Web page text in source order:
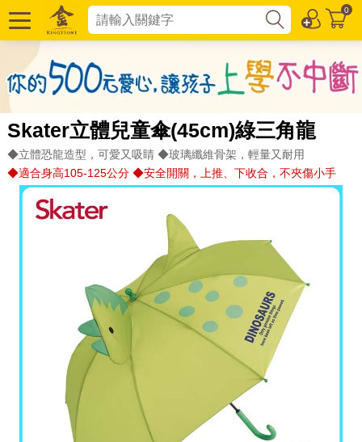
0
Skater立體兒童傘(45cm)綠三角龍
◆立體恐龍造型，可愛又吸睛 ◆玻璃纖維骨架，輕量又耐用
◆適合身高105-125公分 ◆安全開關，上推、下收合，不夾傷小手